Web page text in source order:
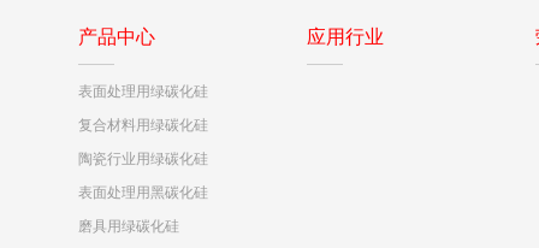
产品中心
表面处理用绿碳化硅
复合材料用绿碳化硅
陶瓷行业用绿碳化硅
表面处理用黑碳化硅
磨具用绿碳化硅
应用行业